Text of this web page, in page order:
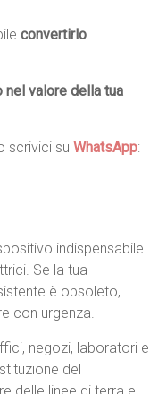
convertirlo
valore della tua
scrivici su WhatsApp:
indispensabile
Se la tua
è obsoleto,
con urgenza.
negozi, laboratori e
del